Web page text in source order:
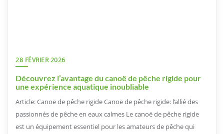
28 FÉVRIER 2026
Découvrez l’avantage du canoë de pêche rigide pour
une expérience aquatique inoubliable
Article: Canoë de pêche rigide Canoë de pêche rigide: l’allié des
passionnés de pêche en eaux calmes Le canoë de pêche rigide
est un équipement essentiel pour les amateurs de pêche qui